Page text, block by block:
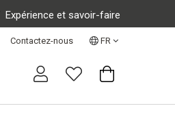
Expérience et savoir-faire
Contactez-nous FR